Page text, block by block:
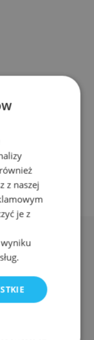
505
z naszej
je z
wyniku